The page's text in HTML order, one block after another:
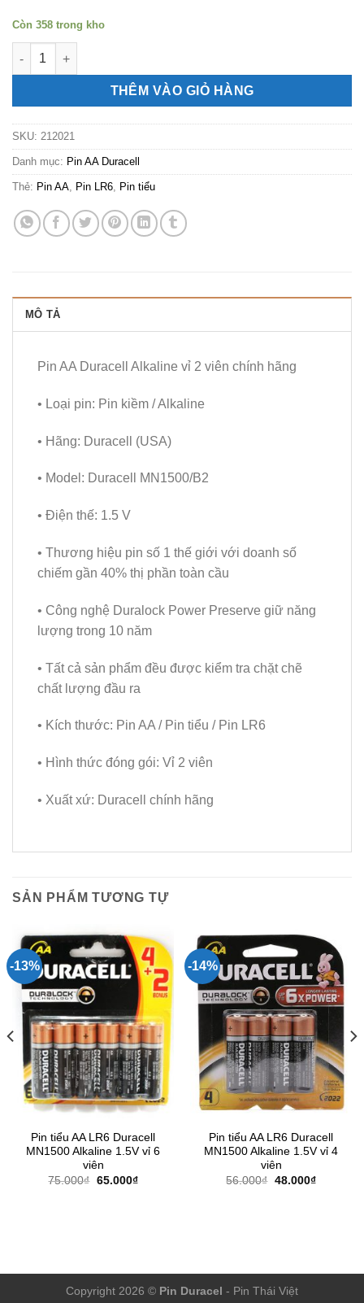
Còn 358 trong kho
Pin tiểu AA LR6 Duracell MN1500 Alkaline 1.5V vỉ 2 viên số
THÊM VÀO GIỎ HÀNG
SKU: 212021
Danh mục: Pin AA Duracell
Thẻ: Pin AA, Pin LR6, Pin tiểu
MÔ TẢ
Pin AA Duracell Alkaline vỉ 2 viên chính hãng
• Loại pin: Pin kiềm / Alkaline
• Hãng: Duracell (USA)
• Model: Duracell MN1500/B2
• Điện thế: 1.5 V
• Thương hiệu pin số 1 thế giới với doanh số
chiếm gần 40% thị phần toàn cầu
• Công nghệ Duralock Power Preserve giữ năng
lượng trong 10 năm
• Tất cả sản phẩm đều được kiểm tra chặt chẽ
chất lượng đầu ra
• Kích thước: Pin AA / Pin tiểu / Pin LR6
• Hình thức đóng gói: Vỉ 2 viên
• Xuất xứ: Duracell chính hãng
SẢN PHẨM TƯƠNG TỰ
-13%
Pin tiểu AA LR6 Duracell
MN1500 Alkaline 1.5V vỉ 6
viên
75.000₫ Giá
65.000₫Giá
-14%
Pin tiểu AA LR6 Duracell
MN1500 Alkaline 1.5V vỉ 4
viên
56.000₫ Giá
48.000₫Giá
Copyright 2026 © Pin Duracel - Pin Thái Việt